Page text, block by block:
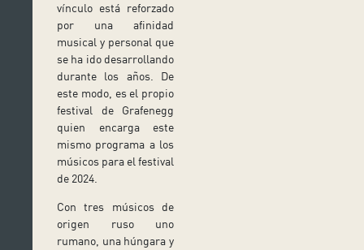
vínculo está reforzado
por una afinidad
musical y personal que
se ha ido desarrollando
durante los años. De
este modo, es el propio
festival de Grafenegg
quien encarga este
mismo programa a los
músicos para el festival
de 2024.
Con tres músicos de
origen ruso uno
rumano, una húngara y